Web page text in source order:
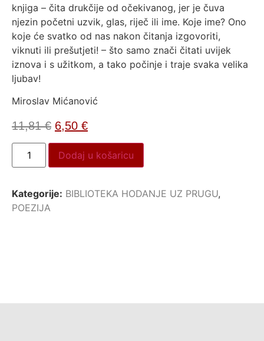
knjiga – čita drukčije od očekivanog, jer je čuva
njezin početni uzvik, glas, riječ ili ime. Koje ime? Ono
koje će svatko od nas nakon čitanja izgovoriti,
viknuti ili prešutjeti! – što samo znači čitati uvijek
iznova i s užitkom, a tako počinje i traje svaka velika
ljubav!
Miroslav Mićanović
11,81€ 6,50 €
Dodaj u košaricu
Kategorije: BIBLIOTEKA HODANJE UZ PRUGU,
POEZIJA